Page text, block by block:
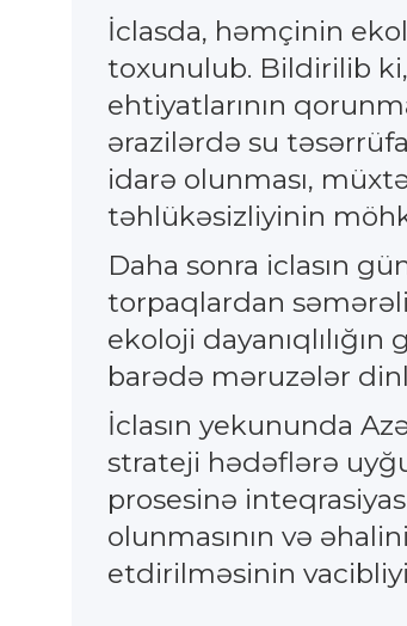
İclasda, həmçinin
toxunulub. Bildirilib
ehtiyatlarının
ərazilərdə su
idarə olunması,
təhlükəsizliyinin
Daha sonra iclasın
torpaqlardan
ekoloji
barədə məruzələr
İclasın yekununda
strateji hədəflərə
prosesinə
olunmasının və
etdirilməsinin vacibliyi